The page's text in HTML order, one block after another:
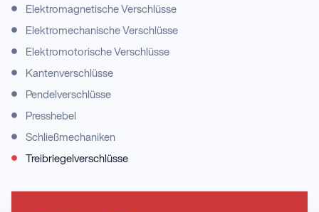
Elektromagnetische Verschlüsse
Elektromechanische Verschlüsse
Elektromotorische Verschlüsse
Kantenverschlüsse
Pendelverschlüsse
Presshebel
Schließmechaniken
Treibriegelverschlüsse